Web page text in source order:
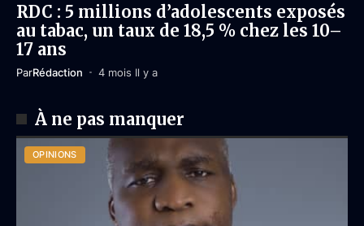
RDC : 5 millions d’adolescents exposés
au tabac, un taux de 18,5 % chez les 10–
17 ans
ParRédaction 4 mois Il y a
À ne pas manquer
OPINIONS